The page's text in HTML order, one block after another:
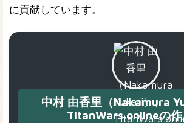
に貢献しています。
中村 由香里（Nakamura
TitanWars.onlineの作